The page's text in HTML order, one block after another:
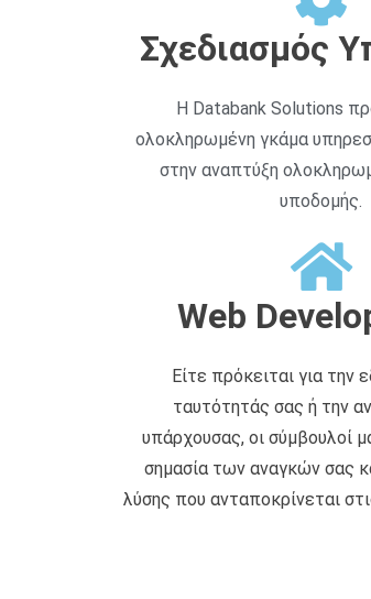
Σχεδιασμός
Η Databank Solutions
ολοκληρωμένη γκάμα
στην αναπτύξη
υποδομής.
Web
Είτε πρόκειται για την
ταυτότητάς σας ή την
υπάρχουσας, οι σύμβουλοί
σημασία των αναγκών σας
λύσης που ανταποκρίνεται